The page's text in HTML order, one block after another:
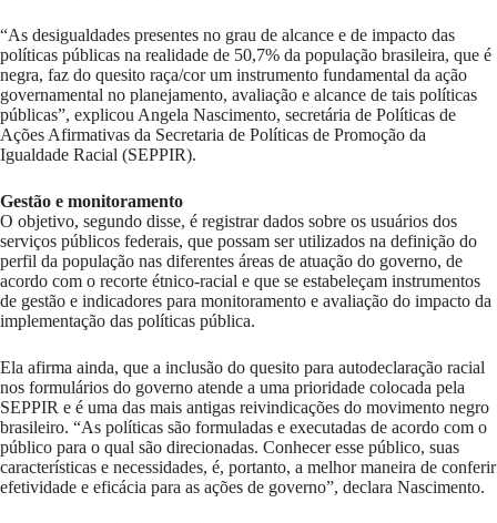
“As desigualdades presentes no grau de alcance e de impacto das
políticas públicas na realidade de 50,7% da população brasileira, que é
negra, faz do quesito raça/cor um instrumento fundamental da ação
governamental no planejamento, avaliação e alcance de tais políticas
públicas”, explicou Angela Nascimento, secretária de Políticas de
Ações Afirmativas da Secretaria de Políticas de Promoção da
Igualdade Racial (SEPPIR).
Gestão e monitoramento
O objetivo, segundo disse, é registrar dados sobre os usuários dos
serviços públicos federais, que possam ser utilizados na definição do
perfil da população nas diferentes áreas de atuação do governo, de
acordo com o recorte étnico-racial e que se estabeleçam instrumentos
de gestão e indicadores para monitoramento e avaliação do impacto da
implementação das políticas pública.
Ela afirma ainda, que a inclusão do quesito para autodeclaração racial
nos formulários do governo atende a uma prioridade colocada pela
SEPPIR e é uma das mais antigas reivindicações do movimento negro
brasileiro. “As políticas são formuladas e executadas de acordo com o
público para o qual são direcionadas. Conhecer esse público, suas
características e necessidades, é, portanto, a melhor maneira de conferir
efetividade e eficácia para as ações de governo”, declara Nascimento.